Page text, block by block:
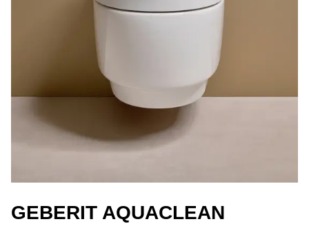
GEBERIT AQUACLEAN